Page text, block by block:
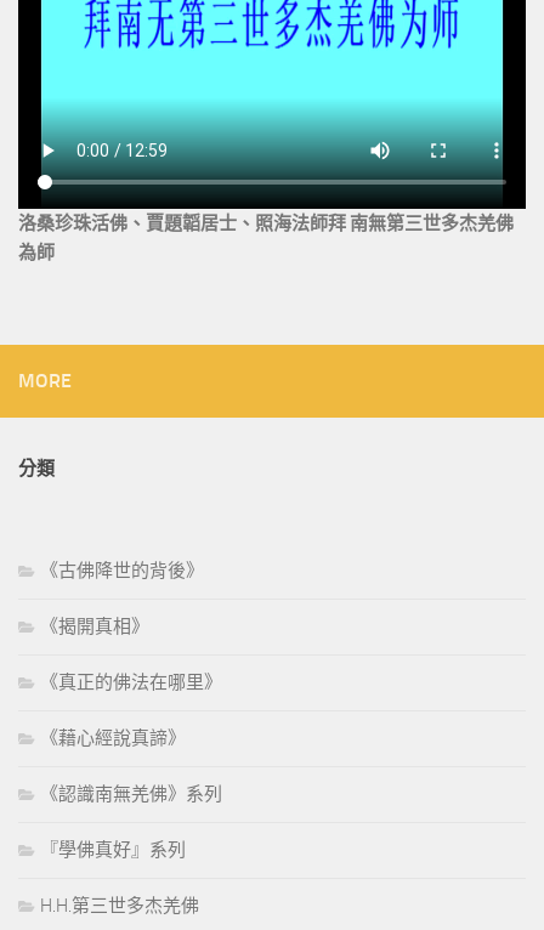
洛桑珍珠活佛、賈題韜居士、照海法師拜 南無第三世多杰羌佛
為師
MORE
分類
《古佛降世的背後》
《揭開真相》
《真正的佛法在哪里》
《藉心經說真諦》
《認識南無羌佛》系列
『學佛真好』系列
H.H.第三世多杰羌佛